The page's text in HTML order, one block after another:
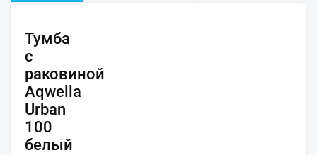
Тумба
с
раковиной
Aqwella
Urban
100
белый